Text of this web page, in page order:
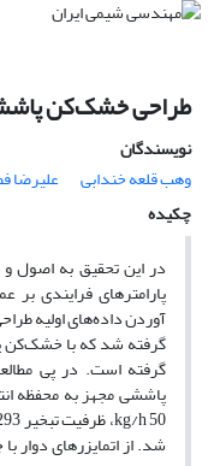
طراحی خشک‌کن
نویسندگان
وهب قلعه خندابی
علیرضا
چکیده
در این تحقیق به اصول
پارامترهای فرایندی
آوردن داده‌های اولیه
گرفته شد که با خشک‌کن
گرفته است. در پی
پاششی مجهز به محفظه
شد. از اتمایزرهای